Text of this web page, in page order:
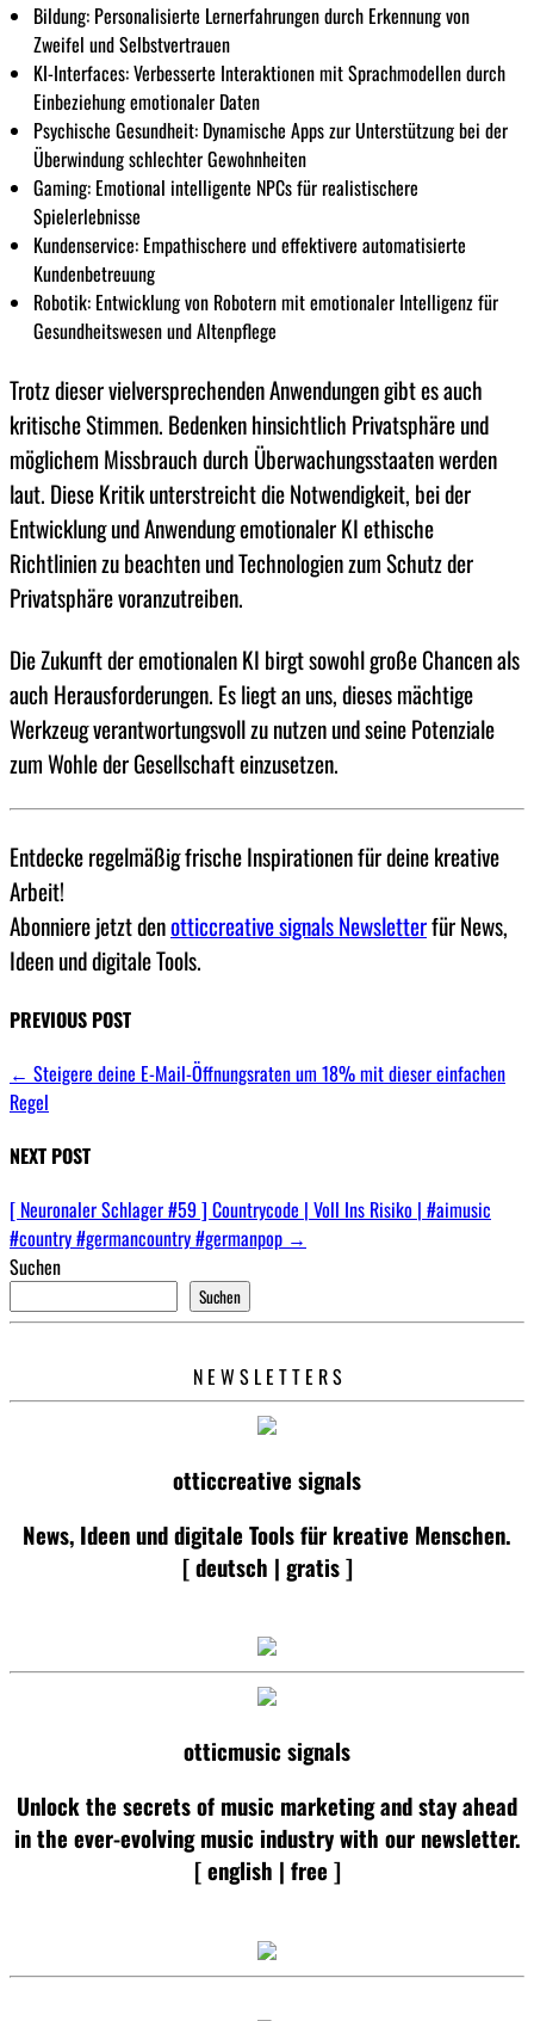
Bildung: Personalisierte Lernerfahrungen durch Erkennung von
Zweifel und Selbstvertrauen
KI-Interfaces: Verbesserte Interaktionen mit Sprachmodellen durch
Einbeziehung emotionaler Daten
Psychische Gesundheit: Dynamische Apps zur Unterstützung bei der
Überwindung schlechter Gewohnheiten
Gaming: Emotional intelligente NPCs für realistischere
Spielerlebnisse
Kundenservice: Empathischere und effektivere automatisierte
Kundenbetreuung
Robotik: Entwicklung von Robotern mit emotionaler Intelligenz für
Gesundheitswesen und Altenpflege
Trotz dieser vielversprechenden Anwendungen gibt es auch
kritische Stimmen. Bedenken hinsichtlich Privatsphäre und
möglichem Missbrauch durch Überwachungsstaaten werden
laut. Diese Kritik unterstreicht die Notwendigkeit, bei der
Entwicklung und Anwendung emotionaler KI ethische
Richtlinien zu beachten und Technologien zum Schutz der
Privatsphäre voranzutreiben.
Die Zukunft der emotionalen KI birgt sowohl große Chancen als
auch Herausforderungen. Es liegt an uns, dieses mächtige
Werkzeug verantwortungsvoll zu nutzen und seine Potenziale
zum Wohle der Gesellschaft einzusetzen.
Entdecke regelmäßig frische Inspirationen für deine kreative
Arbeit!
Abonniere jetzt denotticcreative signals Newsletterfür News,
Ideen und digitale Tools.
PREVIOUS POST
← Steigere deine E-Mail-Öffnungsraten um 18% mit dieser einfachen
Regel
NEXT POST
[ Neuronaler Schlager #59 ] Countrycode | Voll Ins Risiko | #aimusic
#country #germancountry #germanpop →
Suchen
Suchen
N E W S L E T T E R S
otticcreative signals
News, Ideen und digitale Tools für kreative Menschen.
[ deutsch | gratis ]
otticmusic signals
Unlock the secrets of music marketing and stay ahead
in the ever-evolving music industry with our newsletter.
[ english | free ]